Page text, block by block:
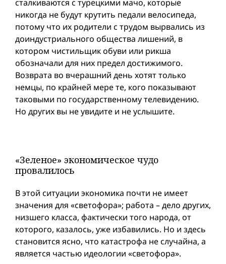
сталкиваются с турецкими мачо, которые
никогда не будут крутить педали велосипеда,
потому что их родители с трудом вырвались из
доиндустриального общества лишений, в
котором чистильщик обуви или рикшa
обозначали для них предел достижимого.
Возврата во вчерашний день хотят только
немцы, по крайней мере те, кого показывают
таковыми по государственному телевидению.
Но других вы не увидите и не услышите.
«Зеленое» экономическое чудо
провалилось
В этой ситуации экономика почти не имеет
значения для «светофора»; работа – дело других,
низшего класса, фактически того народа, от
которого, казалось, уже избавились. Но и здесь
становится ясно, что катастрофа не случайна, а
является частью идеологии «светофора».